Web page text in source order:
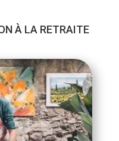
À LA RETRAITE